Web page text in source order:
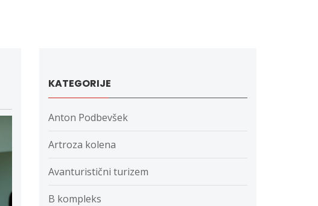
KATEGORIJE
Anton Podbevšek
Artroza kolena
Avanturistični turizem
B kompleks